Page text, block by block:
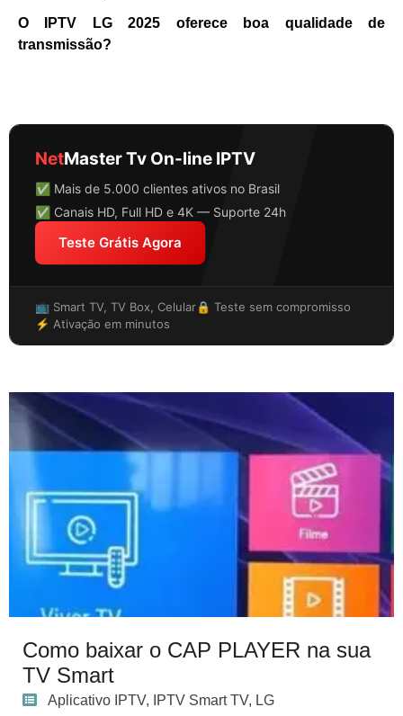
O IPTV LG 2025 oferece boa qualidade de
transmissão?
NetMaster Tv On-line IPTV
✅ Mais de 5.000 clientes ativos no Brasil
✅ Canais HD, Full HD e 4K — Suporte 24h
Teste Grátis Agora
📺 Smart TV, TV Box, Celular🔒 Teste sem compromisso
⚡ Ativação em minutos
Como baixar o CAP PLAYER na sua
TV Smart
Aplicativo IPTV, IPTV Smart TV, LG